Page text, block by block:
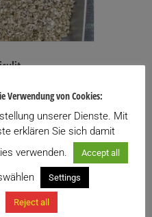
3,00€
bis
60,00€
USt.
/ L)
hinzufügen
Verwendung von Cookies:
unserer Dienste. Mit
erklären Sie sich damit
verwenden.
Accept all
Settings
Reject all